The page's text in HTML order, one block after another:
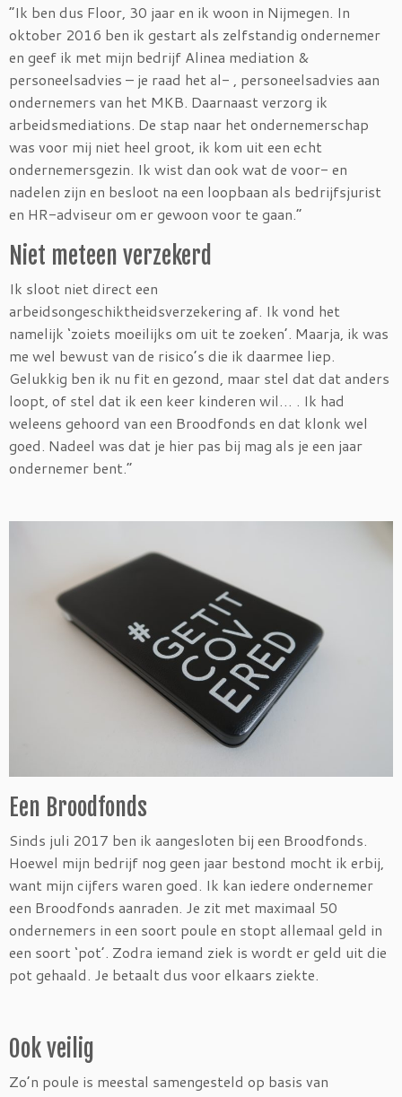
“Ik ben dus Floor, 30 jaar en ik woon in Nijmegen. In
oktober 2016 ben ik gestart als zelfstandig ondernemer
en geef ik met mijn bedrijf Alinea mediation &
personeelsadvies – je raad het al- , personeelsadvies aan
ondernemers van het MKB. Daarnaast verzorg ik
arbeidsmediations. De stap naar het ondernemerschap
was voor mij niet heel groot, ik kom uit een echt
ondernemersgezin. Ik wist dan ook wat de voor- en
nadelen zijn en besloot na een loopbaan als bedrijfsjurist
en HR-adviseur om er gewoon voor te gaan.”
Niet meteen verzekerd
Ik sloot niet direct een
arbeidsongeschiktheidsverzekering af. Ik vond het
namelijk ‘zoiets moeilijks om uit te zoeken’. Maarja, ik was
me wel bewust van de risico’s die ik daarmee liep.
Gelukkig ben ik nu fit en gezond, maar stel dat dat anders
loopt, of stel dat ik een keer kinderen wil… . Ik had
weleens gehoord van een Broodfonds en dat klonk wel
goed. Nadeel was dat je hier pas bij mag als je een jaar
ondernemer bent.”
Een Broodfonds
Sinds juli 2017 ben ik aangesloten bij een Broodfonds.
Hoewel mijn bedrijf nog geen jaar bestond mocht ik erbij,
want mijn cijfers waren goed. Ik kan iedere ondernemer
een Broodfonds aanraden. Je zit met maximaal 50
ondernemers in een soort poule en stopt allemaal geld in
een soort ‘pot’. Zodra iemand ziek is wordt er geld uit die
pot gehaald. Je betaalt dus voor elkaars ziekte.
Ook veilig
Zo’n poule is meestal samengesteld op basis van